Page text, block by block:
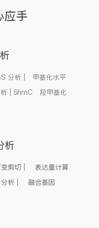
应手
分析 |
甲基化水平
| 5hmC
羟甲基化
析
剪切
表达量计算
析 融合基因